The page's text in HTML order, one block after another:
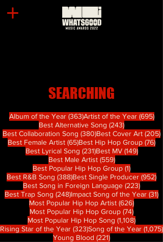
SEARCHING
Album of the Year (363)363 篇文章
Artist of the Year (695)
Best Alternative Song (243)243 篇文章
Best Collaboration Song (380)380 篇文章
Best Cover Art (205)
Best Female Artist (65)65 篇文章
Best Hip Hop Group (76)76
Best Lyrical Song (231)231 篇文章
Best MV (149)149 篇文
Best Male Artist (559)559 篇文章
Best Popular Hip Hop Group (1)1 篇文章
Best R&B Song (388)388 篇文章
Best Single Producer (952)
Best Song in Foreign Language (223)223 篇
Best Trap Song (248)248 篇文章
Impact Song of the Year (31)
Most Popular Hip Hop Artist (626)626 篇文
Most Popular Hip Hop Group (74)74 篇文章
Most Popular Hip Hop Song (1,108)1,108 篇
Rising Star of the Year (323)323 篇文章
Song of the Year (1,075)
Young Blood (221)221 篇文章